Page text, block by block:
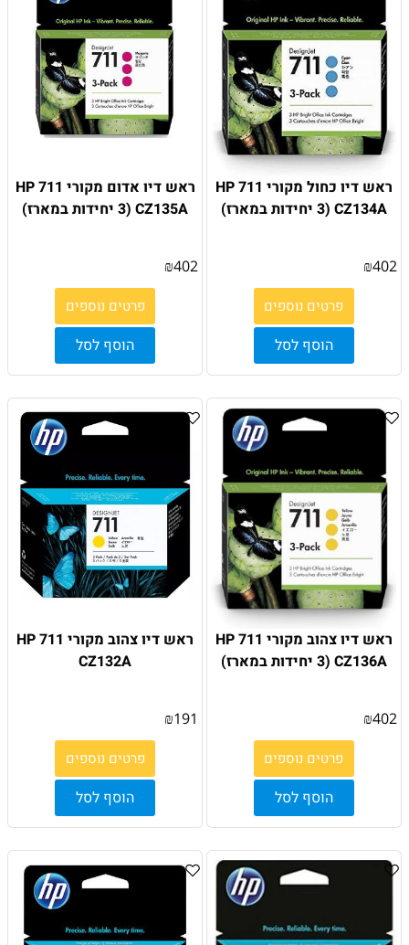
ראש דיו כחול מקורי HP 711
CZ134A (3 יחידות במארז)
₪402
פרטים נוספים
הוסף לסל
ראש דיו אדום מקורי HP 711
CZ135A (3 יחידות במארז)
₪402
פרטים נוספים
הוסף לסל
ראש דיו צהוב מקורי HP 711
CZ136A (3 יחידות במארז)
₪402
פרטים נוספים
הוסף לסל
ראש דיו צהוב מקורי HP 711
CZ132A
₪191
פרטים נוספים
הוסף לסל